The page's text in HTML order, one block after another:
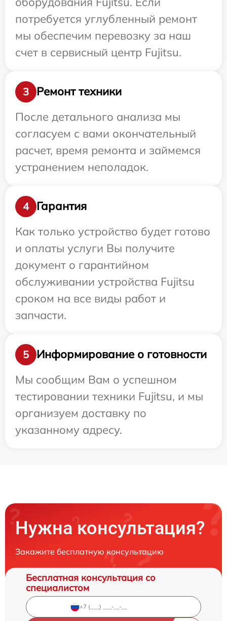
потребуется углубленный ремонт
мы обеспечим перевозку за наш
счет в сервисный центр Fujitsu.
3
Ремонт техники
После детального анализа мы
согласуем с вами окончательный
расчет, время ремонта и займемся
устранением неполадок.
4
Гарантия
Как только устройство будет готово
и оплаты услуги Вы получите
документ о гарантийном
обслуживании устройства Fujitsu
сроком на все виды работ и
запчасти.
5
Информирование о готовности
Мы сообщим Вам о успешном
тестировании техники Fujitsu, и мы
организуем доставку по
указанному адресу.
Нужна консультация?
Закажите бесплатную консультацию
Бесплатная консультация со
специалистом